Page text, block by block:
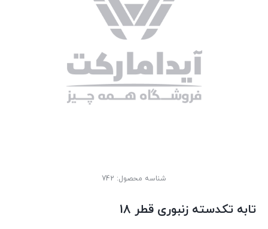
شناسه محصول: 742
تابه تکدسته زنبوری قطر 18